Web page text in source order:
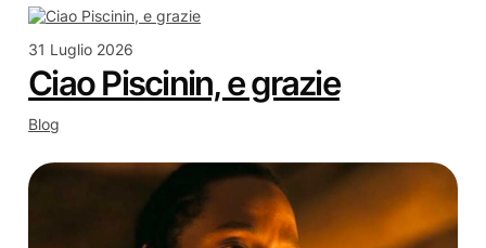
31 Luglio 2026
Ciao Piscinin, e grazie
Blog